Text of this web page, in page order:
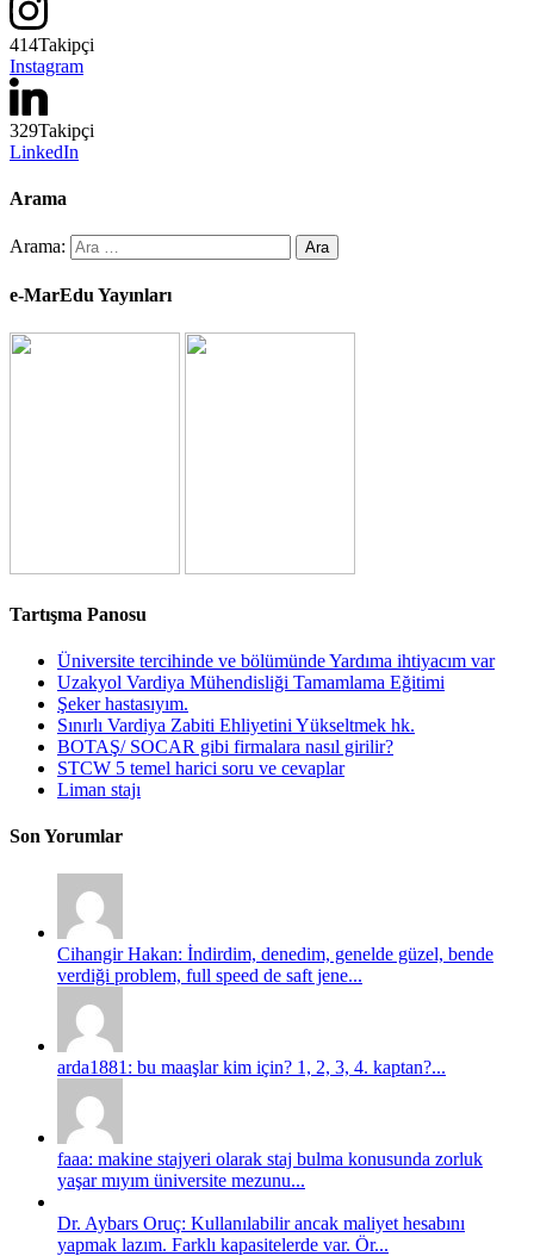
414Takipçi
Instagram
329Takipçi
LinkedIn
Arama
Arama:
e-MarEdu Yayınları
Tartışma Panosu
Üniversite tercihinde ve bölümünde Yardıma ihtiyacım var
Uzakyol Vardiya Mühendisliği Tamamlama Eğitimi
Şeker hastasıyım.
Sınırlı Vardiya Zabiti Ehliyetini Yükseltmek hk.
BOTAŞ/ SOCAR gibi firmalara nasıl girilir?
STCW 5 temel harici soru ve cevaplar
Liman stajı
Son Yorumlar
Cihangir Hakan: İndirdim, denedim, genelde güzel, bende
verdiği problem, full speed de saft jene...
arda1881: bu maaşlar kim için? 1, 2, 3, 4. kaptan?...
faaa: makine stajyeri olarak staj bulma konusunda zorluk
yaşar mıyım üniversite mezunu...
Dr. Aybars Oruç: Kullanılabilir ancak maliyet hesabını
yapmak lazım. Farklı kapasitelerde var. Ör...